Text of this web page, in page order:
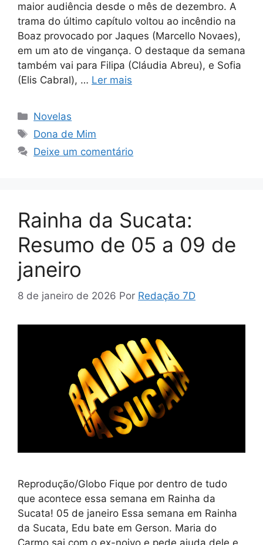
maior audiência desde o mês de dezembro. A
trama do último capítulo voltou ao incêndio na
Boaz provocado por Jaques (Marcello Novaes),
em um ato de vingança. O destaque da semana
também vai para Filipa (Cláudia Abreu), e Sofia
(Elis Cabral), … Ler mais
Categorias
Novelas
Tags
Dona de Mim
Deixe um comentário
Rainha da Sucata:
Resumo de 05 a 09 de
janeiro
8 de janeiro de 2026 Por Redação 7D
Reprodução/Globo Fique por dentro de tudo
que acontece essa semana em Rainha da
Sucata! 05 de janeiro Essa semana em Rainha
da Sucata, Edu bate em Gerson. Maria do